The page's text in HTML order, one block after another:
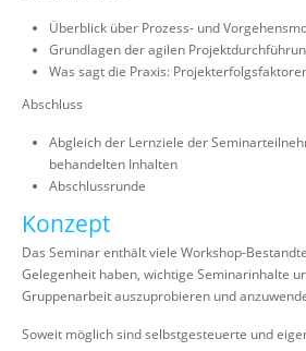
Überblick über Prozess- und
Grundlagen der agilen
Was sagt die Praxis:
Abschluss
Abgleich der Lernziele der
behandelten Inhalten
Abschlussrunde
Konzept
Das Seminar enthält viele Workshop-
Gelegenheit haben, wichtige Seminarinhalte
Gruppenarbeit auszuprobieren und
Soweit möglich sind selbstgesteuerte und